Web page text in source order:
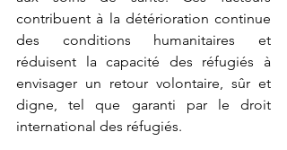
contribuent à la détérioration continue
des conditions humanitaires et
réduisent la capacité des réfugiés à
envisager un retour volontaire, sûr et
digne, tel que garanti par le droit
international des réfugiés.